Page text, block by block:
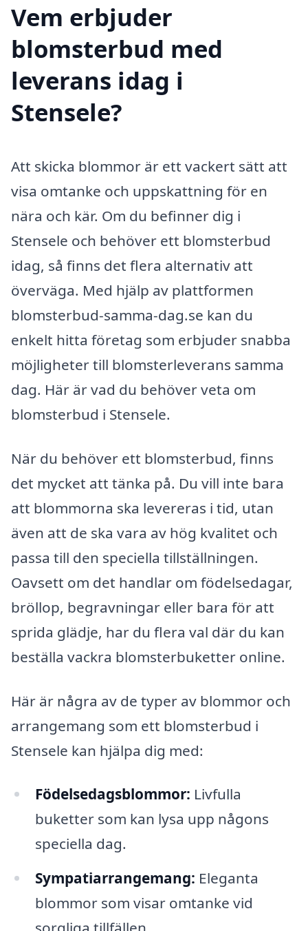
Vem erbjuder
blomsterbud med
leverans idag i
Stensele?
Att skicka blommor är ett vackert sätt att
visa omtanke och uppskattning för en
nära och kär. Om du befinner dig i
Stensele och behöver ett blomsterbud
idag, så finns det flera alternativ att
överväga. Med hjälp av plattformen
blomsterbud-samma-dag.se kan du
enkelt hitta företag som erbjuder snabba
möjligheter till blomsterleverans samma
dag. Här är vad du behöver veta om
blomsterbud i Stensele.
När du behöver ett blomsterbud, finns
det mycket att tänka på. Du vill inte bara
att blommorna ska levereras i tid, utan
även att de ska vara av hög kvalitet och
passa till den speciella tillställningen.
Oavsett om det handlar om födelsedagar,
bröllop, begravningar eller bara för att
sprida glädje, har du flera val där du kan
beställa vackra blomsterbuketter online.
Här är några av de typer av blommor och
arrangemang som ett blomsterbud i
Stensele kan hjälpa dig med:
Födelsedagsblommor: Livfulla
buketter som kan lysa upp någons
speciella dag.
Sympatiarrangemang: Eleganta
blommor som visar omtanke vid